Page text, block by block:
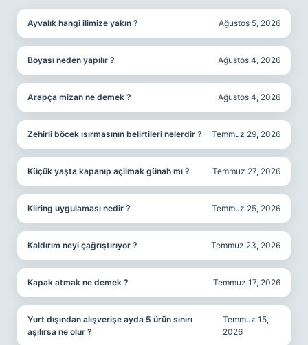
Ayvalık hangi ilimize yakın ? Ağustos 5, 2026
Boyası neden yapılır ? Ağustos 4, 2026
Arapça mizan ne demek ? Ağustos 4, 2026
Zehirli böcek ısırmasının belirtileri nelerdir ? Temmuz 29, 2026
Küçük yaşta kapanıp açilmak günah mı ? Temmuz 27, 2026
Kliring uygulaması nedir ? Temmuz 25, 2026
Kaldırım neyi çağrıştırıyor ? Temmuz 23, 2026
Kapak atmak ne demek ? Temmuz 17, 2026
Yurt dışından alışverişe ayda 5 ürün sınırı
aşılırsa ne olur ?
Temmuz 15,
2026